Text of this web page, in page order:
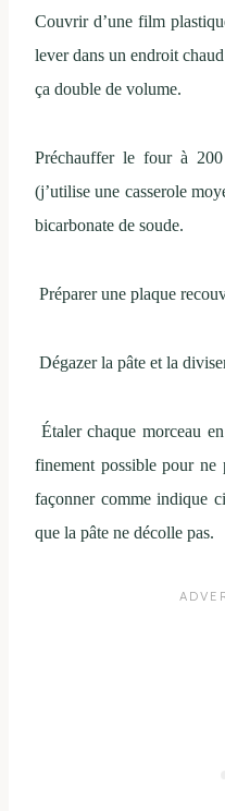
Couvrir d’une film
lever dans un endroit
ça double de volume.
Préchauffer le four à
(j’utilise une casserole
bicarbonate de soude.
Préparer une plaque
Dégazer la pâte et la
Étaler chaque morceau
finement possible pour ne
façonner comme indique
que la pâte ne décolle pas.